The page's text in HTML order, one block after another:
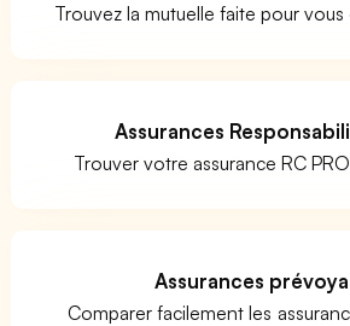
Trouvez la mutuelle faite pour
Assurances
Trouver votre assurance RC
Assurances
Comparer facilement les